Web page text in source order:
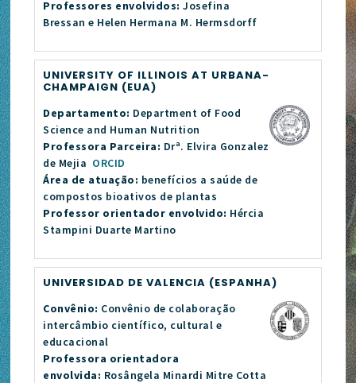
Professores envolvidos:Josefina
Bressan e Helen Hermana M. Hermsdorff
UNIVERSITY OF ILLINOIS AT URBANA-
CHAMPAIGN (EUA)
Departamento: Department of Food
Science and Human Nutrition
Professora Parceira: Drª. Elvira Gonzalez
de Mejia ORCID
Área de atuação: benefícios a saúde de
compostos bioativos de plantas
Professor orientador envolvido: Hércia
Stampini Duarte Martino
UNIVERSIDAD DE VALENCIA (ESPANHA)
Convênio: Convênio de colaboração
intercâmbio científico, cultural e
educacional
Professora orientadora
envolvida: Rosângela Minardi Mitre Cotta